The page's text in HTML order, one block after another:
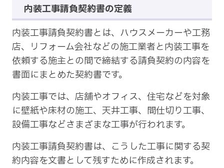
内装工事請負契約書の定義
内装工事請負契約書とは、ハウスメーカーや工務
店、リフォーム会社などの施工業者と内装工事を
依頼する施主との間で締結する請負契約の内容を
書面にまとめた契約書です。
内装工事では、店舗やオフィス、住宅などを対象
に壁紙や床材の施工、天井工事、間仕切り工事、
設備工事などさまざまな工事が行われます。
内装工事請負契約書は、こうした工事に関する契
約内容を文書として残すために作成されます。